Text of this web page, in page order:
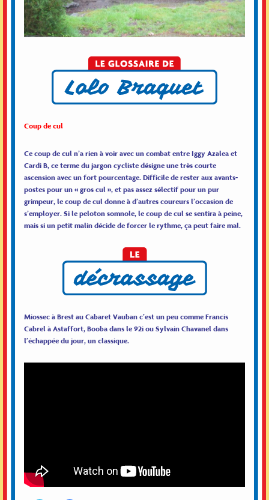
Coup de cul
Ce coup de cul n’a rien à voir avec un combat entre Iggy Azalea et
Cardi B, ce terme du jargon cycliste désigne une très courte
ascension avec un fort pourcentage. Difficile de rester aux avants-
postes pour un « gros cul », et pas assez sélectif pour un pur
grimpeur, le coup de cul donne à d’autres coureurs l’occasion de
s’employer. Si le peloton somnole, le coup de cul se sentira à peine,
mais si un petit malin décide de forcer le rythme, ça peut faire mal.
Miossec à Brest au Cabaret Vauban c’est un peu comme Francis
Cabrel à Astaffort, Booba dans le 92i ou Sylvain Chavanel dans
l’échappée du jour, un classique.